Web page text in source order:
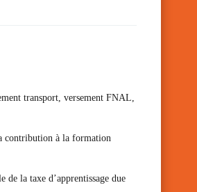
transport, versement FNAL,
contribution à la formation
la taxe d’apprentissage due